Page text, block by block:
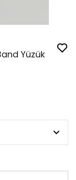
Yüzük